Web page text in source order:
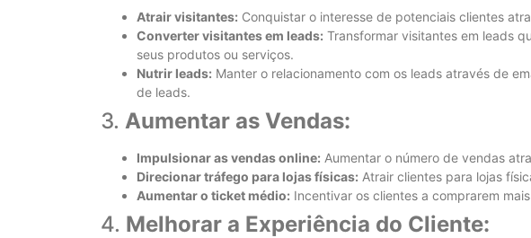
Atrair visitantes: Conquistar o interesse de potenciais clientes
Converter visitantes em leads: Transformar visitantes em leads
seus produtos ou serviços.
Nutrir leads: Manter o relacionamento com os leads através de
de leads.
3. Aumentar as Vendas:
Impulsionar as vendas online: Aumentar o número de vendas
Direcionar tráfego para lojas físicas: Atrair clientes para lojas
Aumentar o ticket médio: Incentivar os clientes a comprarem
4. Melhorar a Experiência do Cliente: